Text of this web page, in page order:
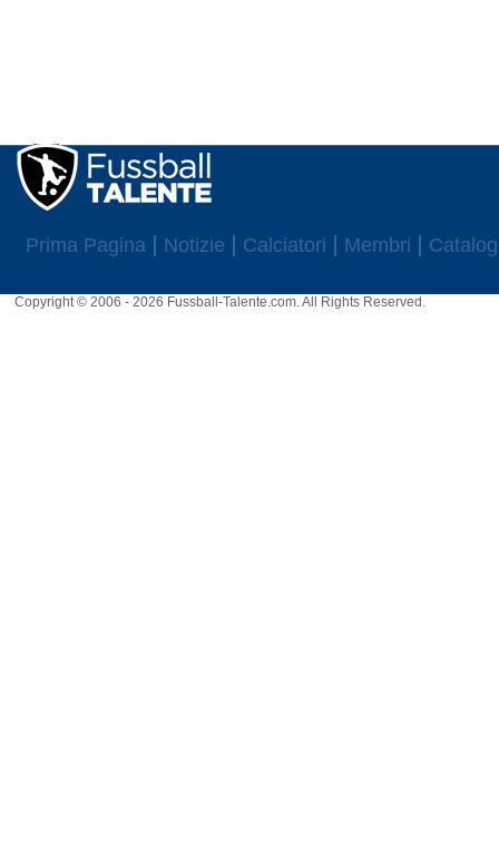
Prima Pagina Notizie Calciatori Membri
Copyright © 2006 - 2026 Fussball-Talente.com. All Rights Reserved.